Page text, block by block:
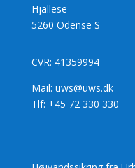
Hjallese
5260 Odense S
CVR: 41359994
Mail: uws@uws.dk
Tlf: +45 72 330 330